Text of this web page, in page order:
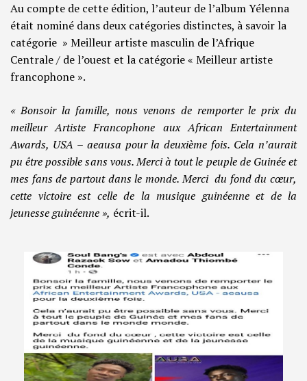
Au compte de cette édition, l’auteur de l’album Yélenna
était nominé dans deux catégories distinctes, à savoir la
catégorie » Meilleur artiste masculin de l’Afrique
Centrale / de l’ouest et la catégorie « Meilleur artiste
francophone ».
« Bonsoir la famille, nous venons de remporter le prix du
meilleur Artiste Francophone aux African Entertainment
Awards, USA – aeausa pour la deuxième fois. Cela n’aurait
pu être possible sans vous. Merci à tout le peuple de Guinée et
mes fans de partout dans le monde. Merci du fond du cœur,
cette victoire est celle de la musique guinéenne et de la
jeunesse guinéenne », écrit-il.